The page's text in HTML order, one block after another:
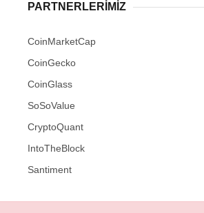
PARTNERLERIMIZ
CoinMarketCap
CoinGecko
CoinGlass
SoSoValue
CryptoQuant
IntoTheBlock
Santiment